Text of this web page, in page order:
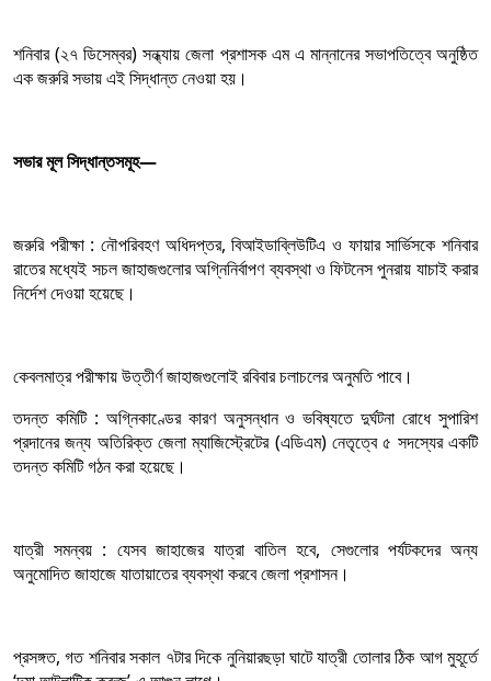
শনিবার (২৭ ডিসেম্বর) সন্ধ্যায় জেলা প্রশাসক এম এ মান্নানের সভাপতিত্বে অনুষ্ঠিত
এক জরুরি সভায় এই সিদ্ধান্ত নেওয়া হয়।
সভার মূল সিদ্ধান্তসমূহ—
জরুরি পরীক্ষা : নৌপরিবহণ অধিদপ্তর, বিআইডাব্লিউটিএ ও ফায়ার সার্ভিসকে শনিবার
রাতের মধ্যেই সচল জাহাজগুলোর অগ্নিনির্বাপণ ব্যবস্থা ও ফিটনেস পুনরায় যাচাই করার
নির্দেশ দেওয়া হয়েছে।
কেবলমাত্র পরীক্ষায় উত্তীর্ণ জাহাজগুলোই রবিবার চলাচলের অনুমতি পাবে।
তদন্ত কমিটি : অগ্নিকাণ্ডের কারণ অনুসন্ধান ও ভবিষ্যতে দুর্ঘটনা রোধে সুপারিশ
প্রদানের জন্য অতিরিক্ত জেলা ম্যাজিস্ট্রেটের (এডিএম) নেতৃত্বে ৫ সদস্যের একটি
তদন্ত কমিটি গঠন করা হয়েছে।
যাত্রী সমন্বয় : যেসব জাহাজের যাত্রা বাতিল হবে, সেগুলোর পর্যটকদের অন্য
অনুমোদিত জাহাজে যাতায়াতের ব্যবস্থা করবে জেলা প্রশাসন।
প্রসঙ্গত, গত শনিবার সকাল ৭টার দিকে নুনিয়ারছড়া ঘাটে যাত্রী তোলার ঠিক আগ মুহূর্তে